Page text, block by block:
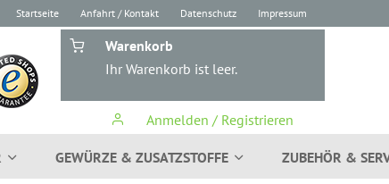
Startseite Anfahrt / Kontakt Datenschutz Impressum
Anmelden / Registrieren
Warenkorb
Ihr Warenkorb ist leer.
GEWÜRZE & ZUSATZSTOFFE ZUBEHÖR &